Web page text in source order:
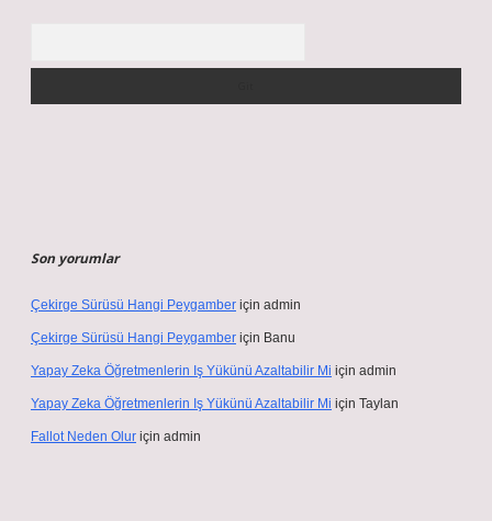
Son yorumlar
Çekirge Sürüsü Hangi Peygamber için admin
Çekirge Sürüsü Hangi Peygamber için Banu
Yapay Zeka Öğretmenlerin Iş Yükünü Azaltabilir Mi için admin
Yapay Zeka Öğretmenlerin Iş Yükünü Azaltabilir Mi için Taylan
Fallot Neden Olur için admin